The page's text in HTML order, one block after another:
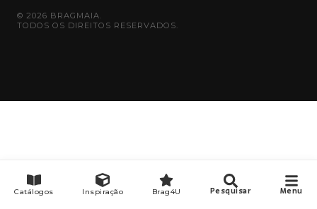
© 2026 BRAGMAIA.
TODOS OS DIREITOS RESERVADOS.
Catálogos Inspiração Brag4U Pesquisar Menu